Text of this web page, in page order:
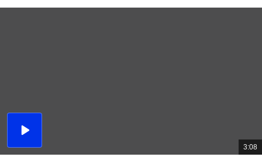
播
總
共
3:08